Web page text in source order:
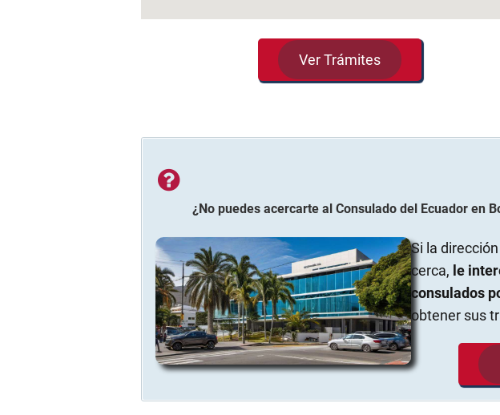
Ver Trámites
¿No puedes acercarte al Consulado del Ecuador en
Si la dirección
cerca, le
consulados
obtener sus